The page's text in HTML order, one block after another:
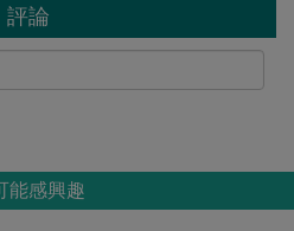
評論
能感興趣